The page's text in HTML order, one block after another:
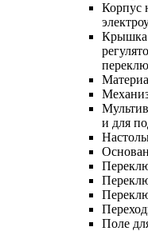
Корпус
Крышка
и для
Поле